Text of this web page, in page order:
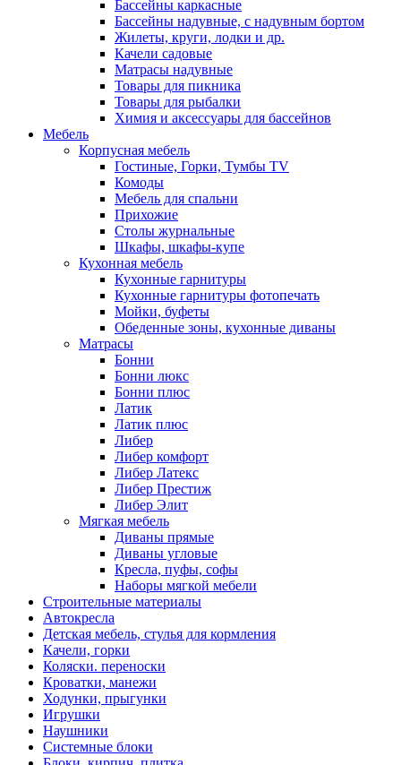
Бассейны каркасные
Бассейны надувные, с надувным бортом
Жилеты, круги, лодки и др.
Качели садовые
Матрасы надувные
Товары для пикника
Товары для рыбалки
Химия и аксессуары для бассейнов
Мебель
Корпусная мебель
Гостиные, Горки, Тумбы TV
Комоды
Мебель для спальни
Прихожие
Столы журнальные
Шкафы, шкафы-купе
Кухонная мебель
Кухонные гарнитуры
Кухонные гарнитуры фотопечать
Мойки, буфеты
Обеденные зоны, кухонные диваны
Матрасы
Бонни
Бонни люкс
Бонни плюс
Латик
Латик плюс
Либер
Либер комфорт
Либер Латекс
Либер Престиж
Либер Элит
Мягкая мебель
Диваны прямые
Диваны угловые
Кресла, пуфы, софы
Наборы мягкой мебели
Строительные материалы
Автокресла
Детская мебель, стулья для кормления
Качели, горки
Коляски. переноски
Кроватки, манежи
Ходунки, прыгунки
Игрушки
Наушники
Системные блоки